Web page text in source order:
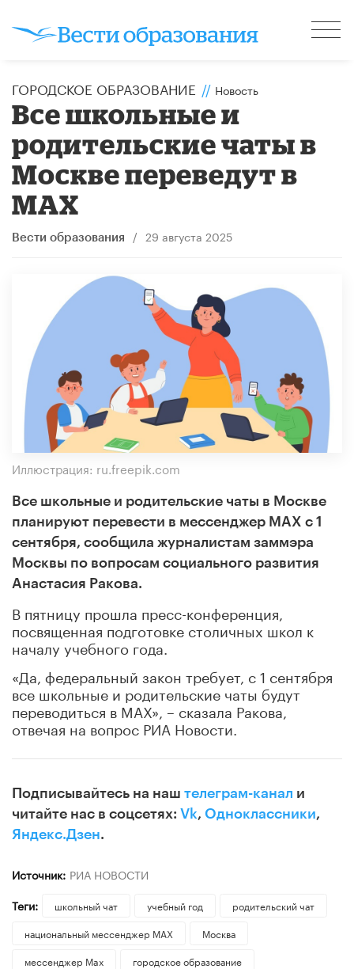
ГОРОДСКОЕ ОБРАЗОВАНИЕ // Новость
Все школьные и
родительские чаты в
Москве переведут в
MAX
Вести образования / 29 августа 2025
Иллюстрация: ru.freepik.com
Все школьные и родительские чаты в Москве
планируют перевести в мессенджер MAX с 1
сентября, сообщила журналистам заммэра
Москвы по вопросам социального развития
Анастасия Ракова.
В пятницу прошла пресс-конференция,
посвященная подготовке столичных школ к
началу учебного года.
«Да, федеральный закон требует, с 1 сентября
все школьные и родительские чаты будут
переводиться в MAX», – сказала Ракова,
отвечая на вопрос РИА Новости.
Подписывайтесь на наш телеграм-канал и
читайте нас в соцсетях: Vk, Одноклассники,
Яндекс.Дзен.
Источник: РИА НОВОСТИ
Теги:
школьный чат учебный год
родительский чат
национальный мессенджер MAX
Москва
мессенджер Max
городское образование